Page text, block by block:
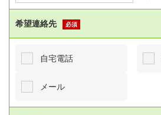
希望連絡先 必須
自宅電話
メール